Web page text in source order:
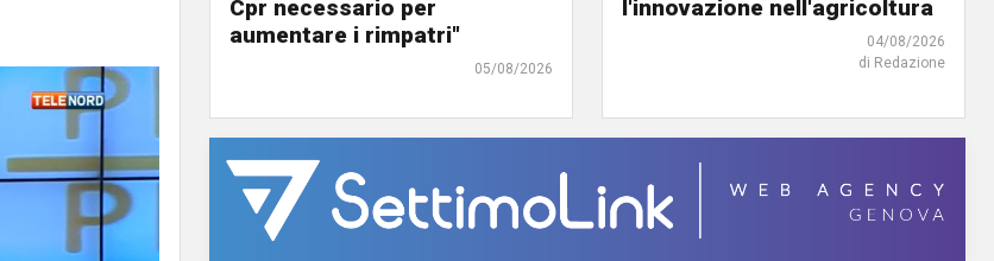
Cpr necessario per
aumentare i rimpatri"
05/08/2026
l'innovazione nell'agricoltura
04/08/2026
di Redazione